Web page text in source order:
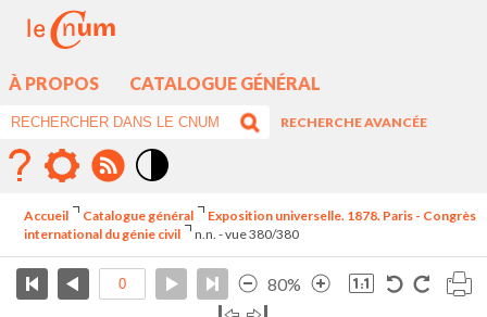
À PROPOS CATALOGUE GÉNÉRAL
RECHERCHE AVANCÉE
élévé
Accueil Catalogue général
Exposition universelle. 1878. Paris - Congrès
international du génie civil
n.n. - vue 380/380
80%